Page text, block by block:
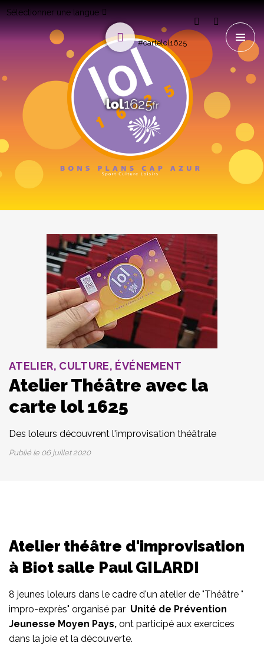
Sélectionner une langue
#cartelol1625
ATELIER, CULTURE, ÉVÉNEMENT
Atelier Théâtre avec la
carte lol 1625
Des loleurs découvrent l'improvisation théâtrale
Publié le 06 juillet 2020
Atelier théâtre d'improvisation
à Biot salle Paul GILARDI
8 jeunes loleurs dans le cadre d'un atelier de "Théâtre "
impro-exprès" organisé par Unité de Prévention
Jeunesse Moyen Pays, ont participé aux exercices
dans la joie et la découverte.